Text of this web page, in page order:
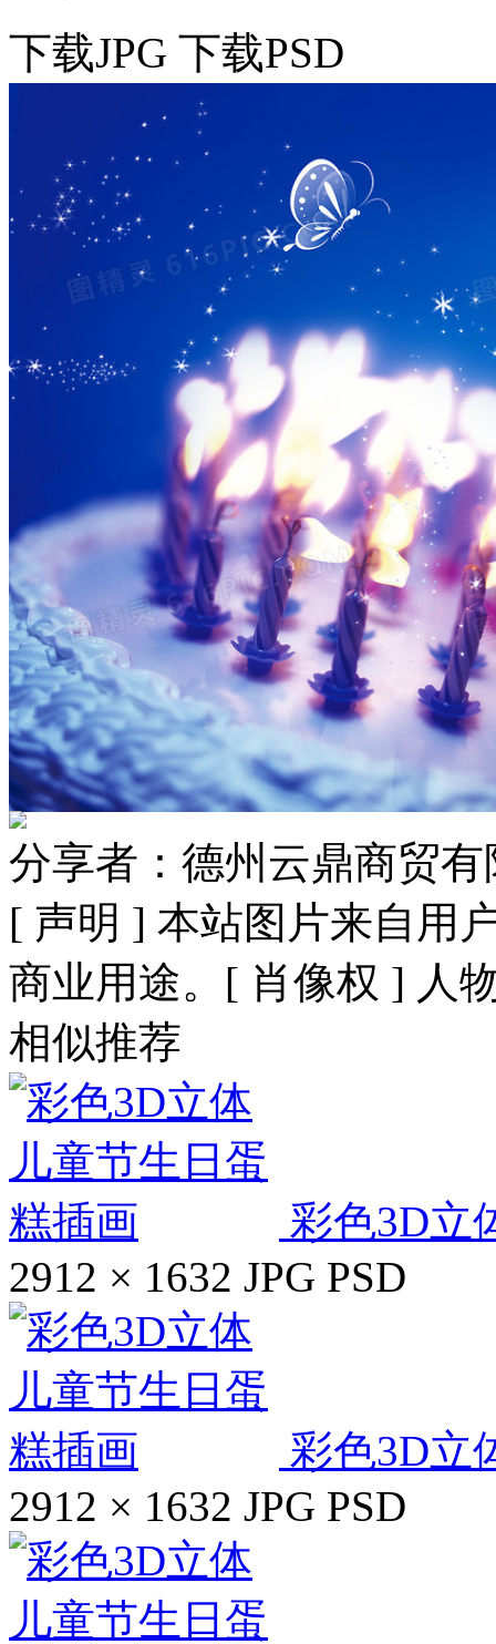
下载JPG 下载PSD
分享者：德州云鼎商贸有
[ 声明 ] 本站图片来自用
商业用途。[ 肖像权 ] 人
相似推荐
彩色3D立
2912 × 1632 JPG PSD
彩色3D立
2912 × 1632 JPG PSD